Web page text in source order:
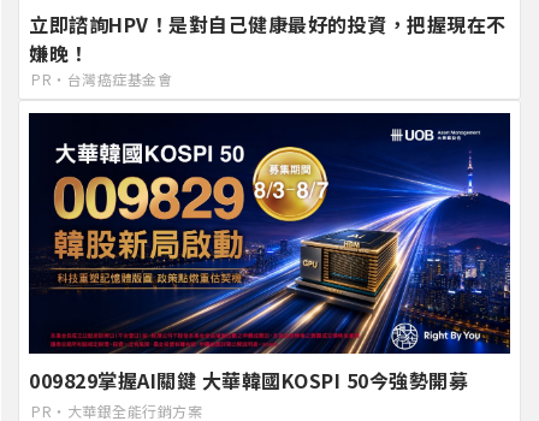
立即諮詢HPV！是對自己健康最好的投資，把握現在不
嫌晚！
PR・台灣癌症基金會
009829掌握AI關鍵 大華韓國KOSPI 50今強勢開募
PR・大華銀全能行銷方案